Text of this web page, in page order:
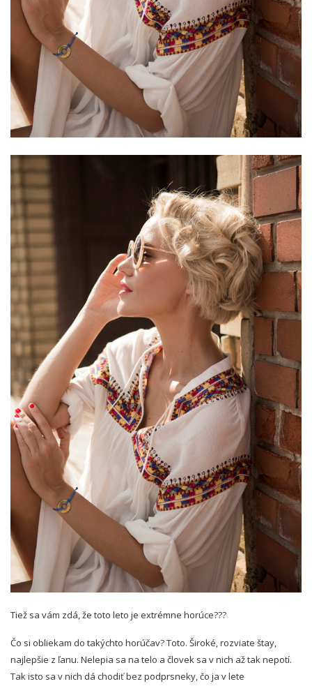
Tiež sa vám zdá, že toto leto je extrémne horúce???
Čo si obliekam do takýchto horúčav? Toto. Široké, rozviate štay,
najlepšie z ľanu. Nelepia sa na telo a človek sa v nich až tak nepotí.
Tak isto sa v nich dá chodiť bez podprsneky, čo ja v lete